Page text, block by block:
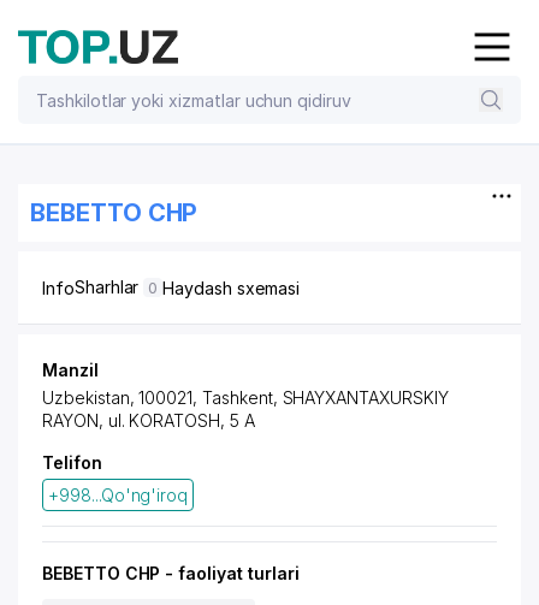
BEBETTO CHP
InfoSharhlar 0 Haydash sxemasi
Manzil
Uzbekistan, 100021, Tashkent, SHAYXANTAXURSKIY
RAYON, ul. KORATOSH, 5 A
Telifon
+998...Qo'ng'iroq
BEBETTO CHP - faoliyat turlari